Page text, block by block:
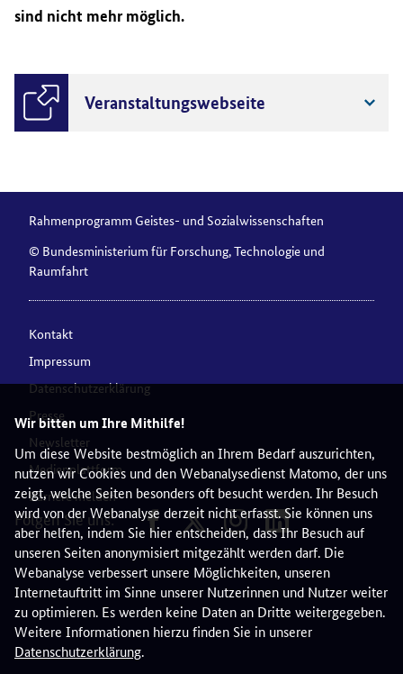
Wir bitten um Ihre Mithilfe!
Um diese Website bestmöglich an Ihrem Bedarf auszurichten,
nutzen wir Cookies und den Webanalysedienst Matomo, der uns
zeigt, welche Seiten besonders oft besucht werden. Ihr Besuch
wird von der Webanalyse derzeit nicht erfasst. Sie können uns
aber helfen, indem Sie hier entscheiden, dass Ihr Besuch auf
unseren Seiten anonymisiert mitgezählt werden darf. Die
Webanalyse verbessert unsere Möglichkeiten, unseren
Internetauftritt im Sinne unserer Nutzerinnen und Nutzer weiter
zu optimieren. Es werden keine Daten an Dritte weitergegeben.
Weitere Informationen hierzu finden Sie in unserer
Datenschutzerklärung.
sind nicht mehr möglich.
Veranstaltungswebseite
Rahmenprogramm Geistes- und Sozialwissenschaften
© Bundesministerium für Forschung, Technologie und
Raumfahrt
Kontakt
Impressum
Datenschutzerklärung
Presse
Newsletter
Medienplattform
Barriere melden
Folgen Sie uns: